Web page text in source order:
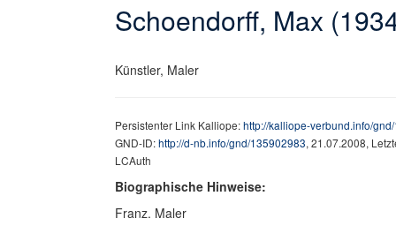
Schoendorff, Max
Künstler, Maler
Persistenter Link Kalliope:http://kalliope-verbund.info/
GND-ID:http://d-nb.info/gnd/135902983, 21.07.2008,
LCAuth
Biographische Hinweise:
Franz. Maler